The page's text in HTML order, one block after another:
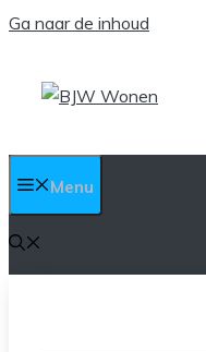
Ga naar de inhoud
Menu